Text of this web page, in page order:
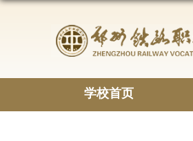
学校首页